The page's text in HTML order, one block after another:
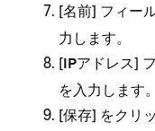
[⁠名前⁠] フ⁠ィ⁠ー
力します⁠。
[⁠ IPアドレス⁠]
を入力します⁠。
[⁠保存⁠] をクリ⁠